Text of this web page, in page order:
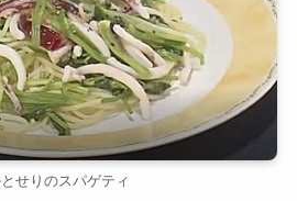
せりのスパゲティ